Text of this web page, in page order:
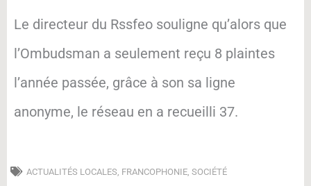
Le directeur du Rssfeo souligne qu’alors que
l’Ombudsman a seulement reçu 8 plaintes
l’année passée, grâce à son sa ligne
anonyme, le réseau en a recueilli 37.
ACTUALITÉS LOCALES FRANCOPHONIE SOCIÉTÉ